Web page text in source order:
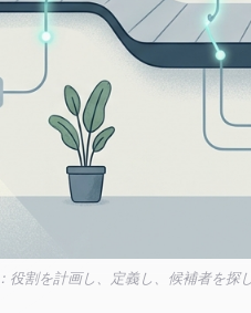
役割を計画し、定義し、候補者を